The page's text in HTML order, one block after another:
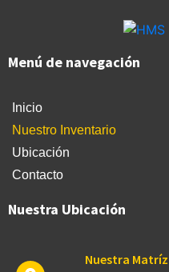
Menú de navegación
Inicio
Nuestro Inventario
Ubicación
Contacto
Nuestra Ubicación
Nuestra Matríz